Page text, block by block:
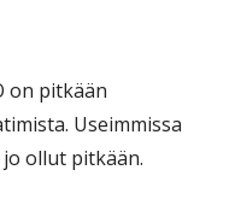
on pitkään
Useimmissa
ollut pitkään.